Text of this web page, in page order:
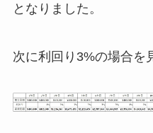
となりました。
次に利回り3%の場合を